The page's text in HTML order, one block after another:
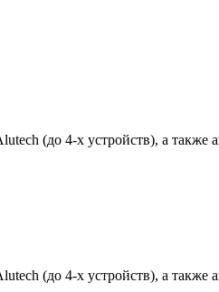
(до 4-х устройств), а
(до 4-х устройств), а